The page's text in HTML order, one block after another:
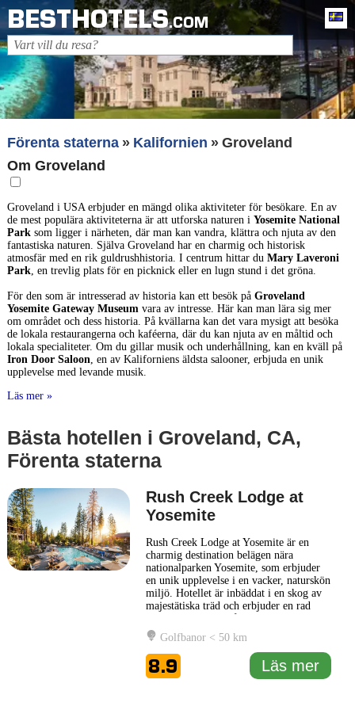
BESTHOTELS.COM
Förenta staterna Kalifornien
Groveland
Om Groveland
Groveland i USA erbjuder en mängd olika aktiviteter för besökare. En av
de mest populära aktiviteterna är att utforska naturen i Yosemite National
Parksom ligger i närheten, där man kan vandra, klättra och njuta av den
fantastiska naturen. Själva Groveland har en charmig och historisk
atmosfär med en rik guldrushhistoria. I centrum hittar du Mary Laveroni
Park, en trevlig plats för en picknick eller en lugn stund i det gröna.
För den som är intresserad av historia kan ett besök på Groveland
Yosemite Gateway Museumvara av intresse. Här kan man lära sig mer
om området och dess historia. På kvällarna kan det vara mysigt att besöka
de lokala restaurangerna och kaféerna, där du kan njuta av en måltid och
lokala specialiteter. Om du gillar musik och underhållning, kan en kväll på
Iron Door Saloon, en av Kaliforniens äldsta salooner, erbjuda en unik
upplevelse med levande musik.
Läs mer »
Bästa hotellen i Groveland, CA,
Förenta staterna
Rush Creek Lodge at
Yosemite
Rush Creek Lodge at Yosemite är en
charmig destination belägen nära
nationalparken Yosemite, som erbjuder
en unik upplevelse i en vacker, naturskön
miljö. Hotellet är inbäddat i en skog av
majestätiska träd och erbjuder en rad
rymliga sviter. Detta gör det till ett
utmärkt val för både familjer och par
som söker en avkopplande getaway i
naturen. På Rush
... Läs mer
Golfbanor < 50 km
8.9 Läs mer